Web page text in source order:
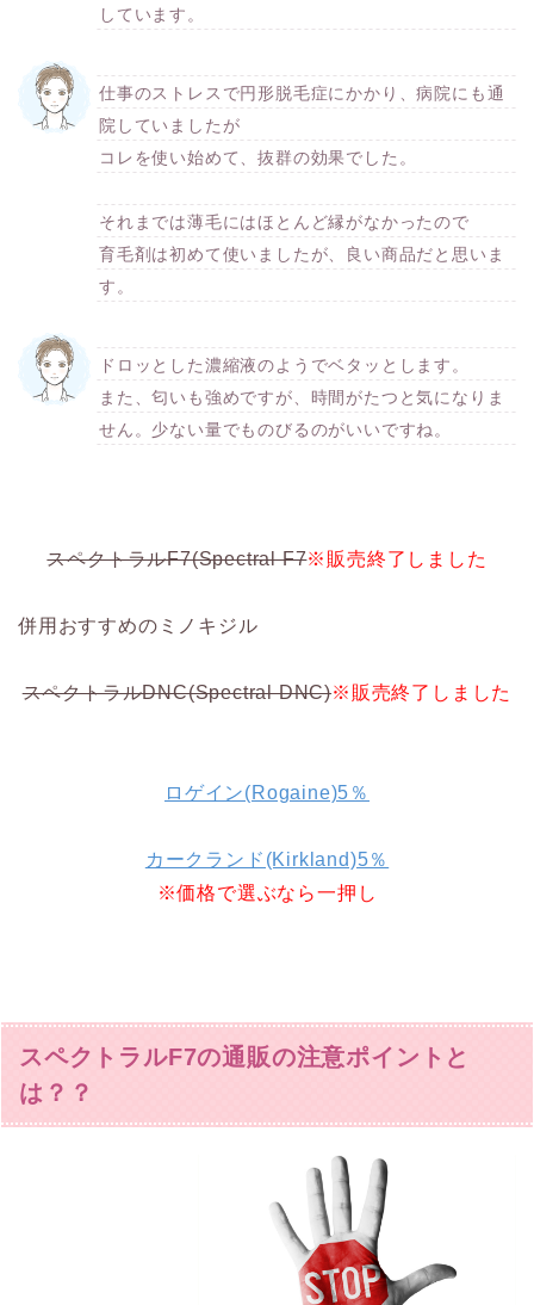
しています。
仕事のストレスで円形脱毛症にかかり、病院にも通
院していましたが
コレを使い始めて、抜群の効果でした。
それまでは薄毛にはほとんど縁がなかったので
育毛剤は初めて使いましたが、良い商品だと思いま
す。
ドロッとした濃縮液のようでベタッとします。
また、匂いも強めですが、時間がたつと気になりま
せん。少ない量でものびるのがいいですね。
スペクトラルF7(Spectral F7※販売終了しました
併用おすすめのミノキジル
スペクトラルDNC(Spectral DNC)※販売終了しました
ロゲイン(Rogaine)5％
カークランド(Kirkland)5％
※価格で選ぶなら一押し
スペクトラルF7の通販の注意ポイントと
は？？